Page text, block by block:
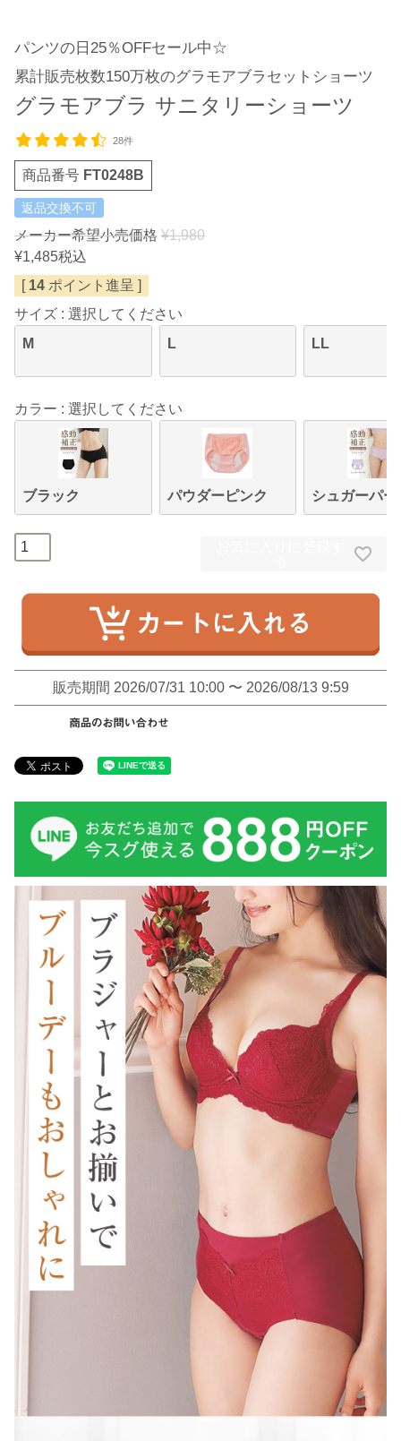
パンツの日25％OFFセール中☆
累計販売枚数150万枚のグラモアブラセットショーツ
グラモアブラ サニタリーショーツ
28件
商品番号 FT0248B
返品交換不可
メーカー希望小売価格 ¥1,980
¥1,485税込
[ 14 ポイント進呈 ]
サイズ
選択してください
M
L LL
カラー 選択してください
ブラック パウダーピンク シュガーパー
販売期間 2026/07/31 10:00 〜 2026/08/13 9:59